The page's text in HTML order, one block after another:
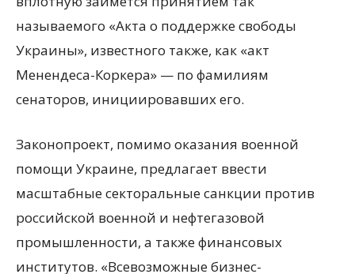
называемого «Акта о поддержке свободы
Украины», известного также, как «акт
Менендеса-Коркера» — по фамилиям
сенаторов, инициировавших его.
Законопроект, помимо оказания военной
помощи Украине, предлагает ввести
масштабные секторальные санкции против
российской военной и нефтегазовой
промышленности, а также финансовых
институтов. «Всевозможные бизнес-